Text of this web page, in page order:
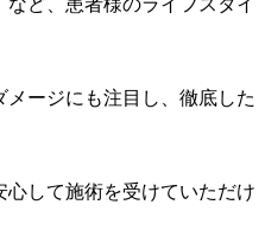
ージにも注目し、徹底した
して施術を受けていただけ